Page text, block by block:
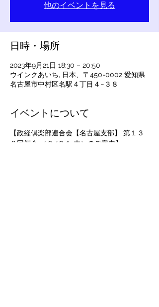
他のイベントを見る
日時・場所
2023年9月21日 18:30 – 20:50
ウインクあいち, 日本、〒450-0002 愛知県
名古屋市中村区名駅４丁目４−３８
イベントについて
【政経倶楽部連合会【名古屋支部】 第１３
８回例会 （９/２１ 木）のご案内】